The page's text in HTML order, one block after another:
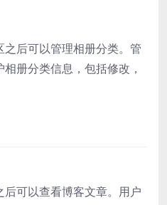
后可以管理相册分类。管
册分类信息，包括修改，
可以查看博客文章。用户